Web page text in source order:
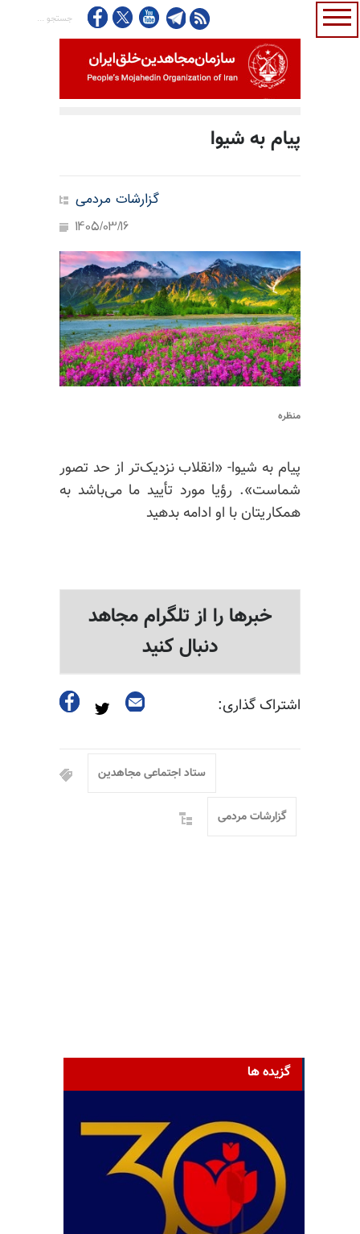
پیام به شیوا
گزارشات مردمی
1405/03/16
منظره
پیام به شیوا- «انقلاب نزدیک‌تر از حد تصور
شماست». رؤیا مورد تأیید ما می‌باشد به
همکاریتان با او ادامه بدهید
خبرها را از تلگرام مجاهد
دنبال کنید
اشتراک گذاری:
ستاد اجتماعی مجاهدین
گزارشات مردمی
گزیده ها